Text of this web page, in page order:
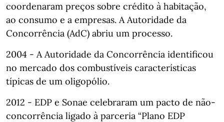
coordenaram preços sobre crédito à habitação,
ao consumo e a empresas. A Autoridade da
Concorrência (AdC) abriu um processo.
2004 - A Autoridade da Concorrência identificou
no mercado dos combustíveis características
típicas de um oligopólio.
2012 - EDP e Sonae celebraram um pacto de não-
concorrência ligado à parceria “Plano EDP